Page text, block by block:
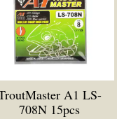
A1 LS-
708N 15pcs